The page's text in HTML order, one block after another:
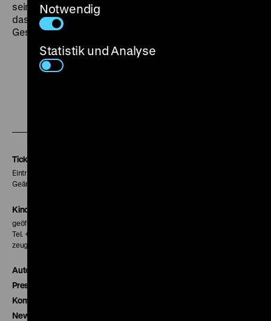
seiner Stimme. Auch Karin Gueffroy, deren Sohn Chris
das vorletzte Opfer der Mauer war, erzählt ihre
Geschichte. (rs) DO 16.10. um 20 Uhr
Tickets
Eintritt 5 €
Geänderte Preise sind im Programm vermerkt.
Kinokasse
geöffnet 30 Minuten vor Beginn der ersten Vorstellung
Tel. + 49 30 20304-770
zeughauskino@dhm.de
Autor*innen
Presse
Kontakt
Newsletter
Notwendig
Statistik und Analyse